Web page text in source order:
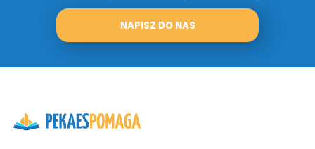
NAPISZ DO NAS